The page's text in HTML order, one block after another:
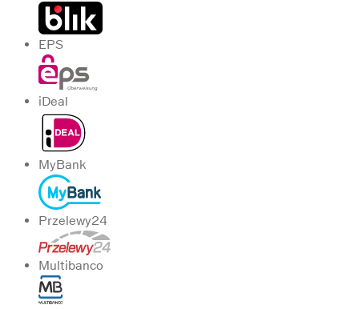
EPS
iDeal
MyBank
Przelewy24
Multibanco